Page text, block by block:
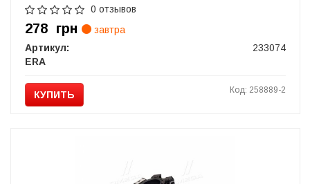
0 отзывов
278 грн
завтра
Артикул:
233074
ERA
КУПИТЬ Код: 258889-2